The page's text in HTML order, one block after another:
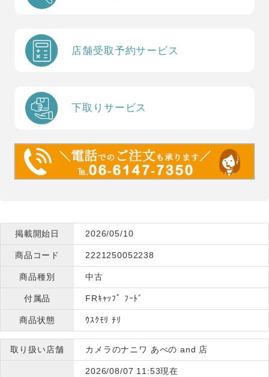
店舗受取予約サービス
下取りサービス
掲載開始日 2026/05/10
商品コード 2221250052238
商品種別 中古
付属品 FRｷｬｯﾌﾟ ﾌｰﾄﾞ
商品状態 ｳｽｸﾓﾘ ﾁﾘ
取り扱い店舗 カメラのナニワ あべの and 店
2026/08/07 11:53現在